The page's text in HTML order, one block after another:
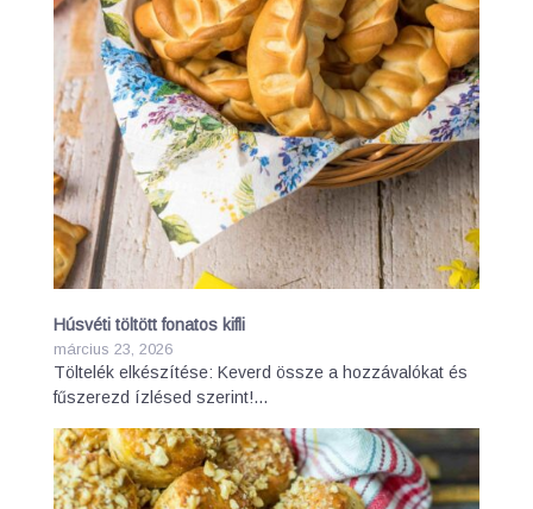
Húsvéti töltött fonatos kifli
március 23, 2026
Töltelék elkészítése: Keverd össze a hozzávalókat és
fűszerezd ízlésed szerint!…